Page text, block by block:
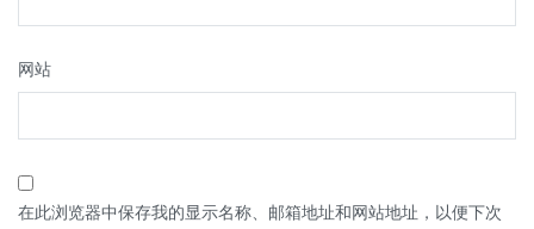
网站
在此浏览器中保存我的显示名称、邮箱地址和网站地址，以便下次